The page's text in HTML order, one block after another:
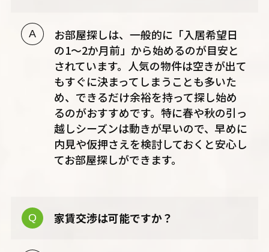
お部屋探しは、一般的に「入居希望日
の1〜2か月前」から始めるのが目安と
されています。人気の物件は空きが出て
もすぐに決まってしまうことも多いた
め、できるだけ余裕を持って探し始め
るのがおすすめです。特に春や秋の引っ
越しシーズンは動きが早いので、早めに
内見や仮押さえを検討しておくと安心し
てお部屋探しができます。
家賃交渉は可能ですか？